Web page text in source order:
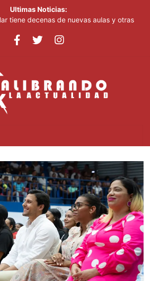
Ultimas Noticias:
tiene decenas de nuevas aulas y otras
en el país generaría más gasto
inicia este lunes jornada nacional de
de 90,000 docentes de cara al inicio del
nuevas autoridades